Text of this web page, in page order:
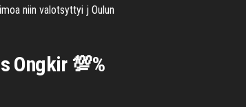
niin valotsyttyi j Oulun
Ongkir 💯%